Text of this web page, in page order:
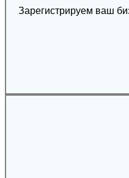
Зарегистрируем ваш